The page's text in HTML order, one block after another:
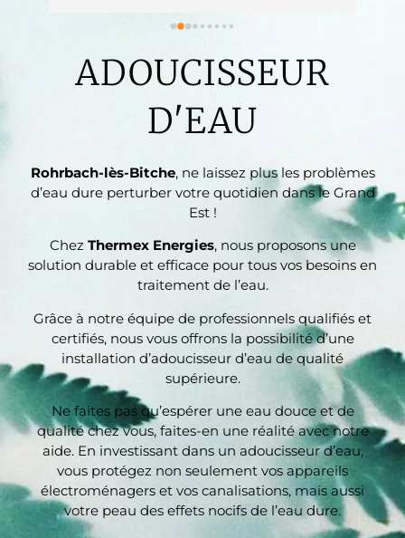
contrat avec Thermex en août 2023 en vue
prévue pour avril/mai 2024.1. Début
décembre, nous avons rencontré un
problème avec notre chaudière
(intoxication au monoxyde) nécessitant
chauffage et d'eau chaude pendant plus de
2 mois. Dès le début, Thermex s'est
montrée disponible en proposant de nous
prêter gratuitement des convecteurs
électriques.3. Thermex a fait tout son
possible pour avancer la date des travaux
janvier au lieu d'avril/mai).4. L'équipe
technique, dirigée par Mike, a été
exemplaire : aimable, respectueuse,
efficace et très claire dans ses
explications. Ils ont retiré tous les circuits
d'eau devenus inutiles et ont réalisé un
chantier propre et fonctionnel (voir photos
ci-jointes).5. Mon plombier, qui est
intervenu à la fin de l'installation pour un
autre chantier, m'a fait part de son
ADOUCISSEUR
D'EAU
Rohrbach-lès-Bitche, ne laissez plus les problèmes
d’eau dure perturber votre quotidien dans le Grand
Est !
Chez Thermex Energies, nous proposons une
solution durable et efficace pour tous vos besoins en
traitement de l’eau.
Grâce à notre équipe de professionnels qualifiés et
certifiés, nous vous offrons la possibilité d’une
installation d’adoucisseur d’eau de qualité
supérieure.
Ne faites pas qu’espérer une eau douce et de
qualité chez vous, faites-en une réalité avec notre
aide. En investissant dans un adoucisseur d’eau,
vous protégez non seulement vos appareils
électroménagers et vos canalisations, mais aussi
votre peau des effets nocifs de l’eau dure.